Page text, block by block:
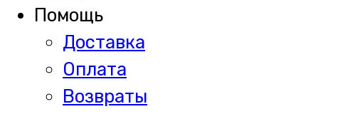
Помощь
Доставка
Оплата
Возвраты